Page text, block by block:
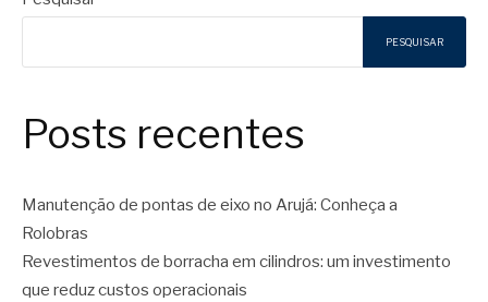
PESQUISAR
Posts recentes
Manutenção de pontas de eixo no Arujá: Conheça a
Rolobras
Revestimentos de borracha em cilindros: um investimento
que reduz custos operacionais